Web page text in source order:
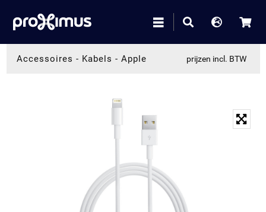
Accessoires - Kabels - Apple prijzen incl. BTW